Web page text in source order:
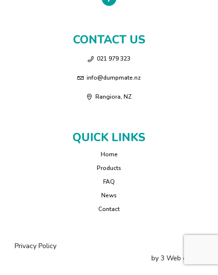
CONTACT US
021 979 323
info@dumpmate.nz
Rangiora, NZ
QUICK LINKS
Home
Products
FAQ
News
Contact
Privacy Policy
by 3 Web design